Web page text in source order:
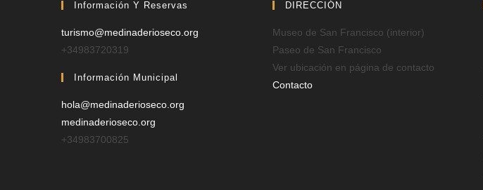
Información Y Reservas
turismo@medinaderioseco.org
+34983720319
Información Municipal
hola@medinaderioseco.org
medinaderioseco.org
+34983700825
DIRECCIÓN
Museo de San Francisco (interior)
Paseo de San Francisco
Ver ubicación en página de contacto
Contacto